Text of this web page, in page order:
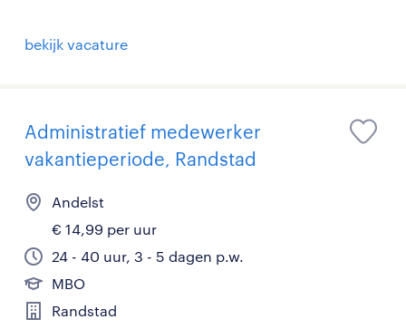
bekijk vacature
Administratief medewerker
vakantieperiode, Randstad
Andelst
€ 14,99 per uur
24 - 40 uur, 3 - 5 dagen p.w.
MBO
Randstad